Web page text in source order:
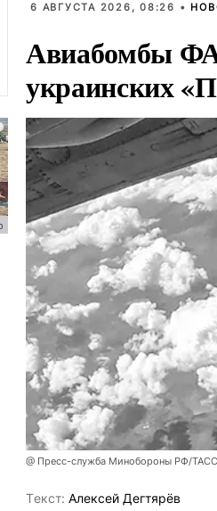
6 АВГУСТА 2026, 08:26 •
Авиабомбы
украинских
@ Пресс-служба Минобороны РФ/ТАСС
Tекст: Алексей Дегтярёв